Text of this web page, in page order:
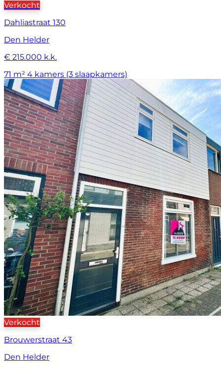
Verkocht
Dahliastraat 130
Den Helder
€ 215.000 k.k.
71 m² 4 kamers (3 slaapkamers)
Verkocht
Brouwerstraat 43
Den Helder